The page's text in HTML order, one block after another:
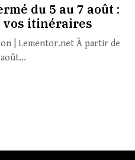
du 5 au 7 août :
vos itinéraires
| Lementor.net À partir de